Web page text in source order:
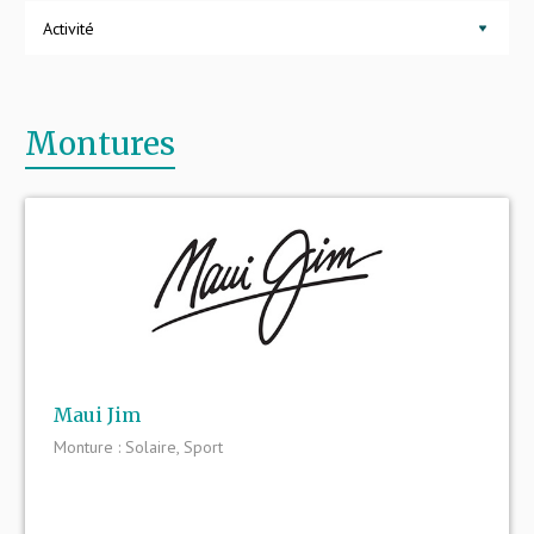
Activité
Montures
Maui Jim
Monture : Solaire, Sport